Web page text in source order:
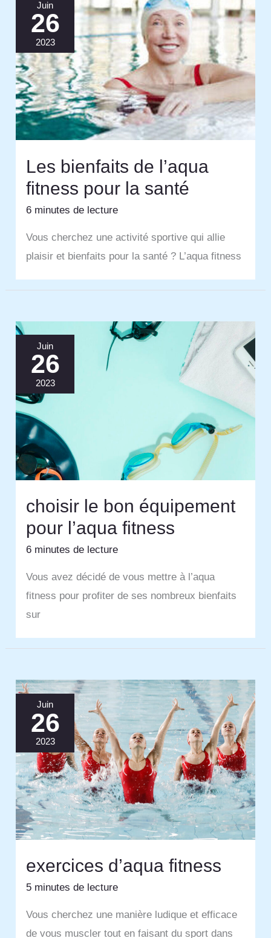
Juin
26
2023
Les bienfaits de l’aqua
fitness pour la santé
6 minutes de lecture
Vous cherchez une activité sportive qui allie
plaisir et bienfaits pour la santé ? L’aqua fitness
Juin
26
2023
choisir le bon équipement
pour l’aqua fitness
6 minutes de lecture
Vous avez décidé de vous mettre à l’aqua
fitness pour profiter de ses nombreux bienfaits
sur
Juin
26
2023
exercices d’aqua fitness
5 minutes de lecture
Vous cherchez une manière ludique et efficace
de vous muscler tout en faisant du sport dans